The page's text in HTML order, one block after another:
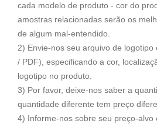
cada modelo de produto - cor do
amostras relacionadas serão os
de algum mal-entendido.
2) Envie-nos seu arquivo de logotipo
/ PDF), especificando a cor,
logotipo no produto.
3) Por favor, deixe-nos saber a
quantidade diferente tem preço
4) Informe-nos sobre seu preço-alvo